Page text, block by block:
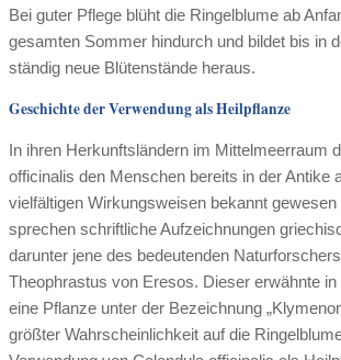
Bei guter Pflege blüht die Ringelblume ab
gesamten Sommer hindurch und bildet bis in
ständig neue Blütenstände heraus.
Geschichte der Verwendung als Heilpflanze
In ihren Herkunftsländern im Mittelmeerraum
officinalis den Menschen bereits in der Antike
vielfältigen Wirkungsweisen bekannt
sprechen schriftliche Aufzeichnungen
darunter jene des bedeutenden
Theophrastus von Eresos. Dieser erwähnte
eine Pflanze unter der Bezeichnung
größter Wahrscheinlichkeit auf die